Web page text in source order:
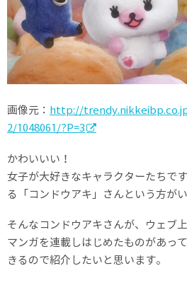
画像元： http://
2/1048061/?P=3
かわいいい！
女子が大好きなキャラクターたちで
る「コンドウアキ」さんという方がい
そんなコンドウアキさんが、ウェブ
マンガを連載しはじめたものがあっ
きるので紹介したいと思います。